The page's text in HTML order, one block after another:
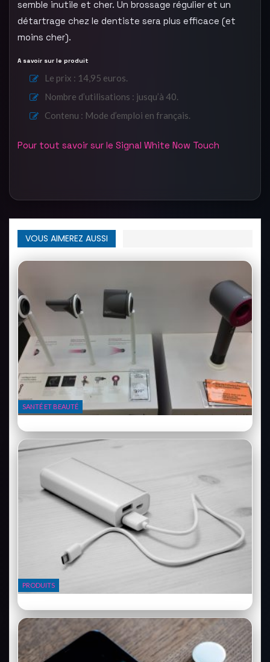
semble inutile et cher. Un brossage régulier et un
détartrage chez le dentiste sera plus efficace (et
moins cher).
A savoir sur le produit
Le prix : 14,95 euros.
Nombre d’utilisations : jusqu’à 40.
Contenu : Mode d’emploi en français.
Pour tout savoir sur le Signal White Now Touch
VOUS AIMEREZ AUSSI
SANTÉ ET BEAUTÉ
PRODUITS